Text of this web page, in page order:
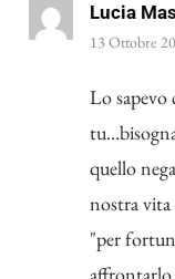
Lucia
13 Ottobre
Lo sapevo
quello
nostra vita
"per